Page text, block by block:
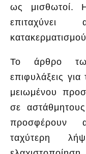
ως μισθωτοί.
Το άρθρο
επιφυλάξεις
μειωμένου
σε
προσφέρουν
ταχύτερη